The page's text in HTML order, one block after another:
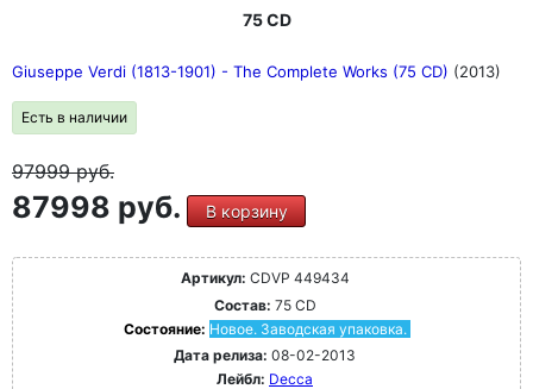
75 CD
Giuseppe Verdi (1813-1901) - The Complete Works (75 CD) (2013)
Есть в наличии
97999руб.
87998 руб. В корзину
Артикул: CDVP 449434
Состав: 75 CD
Состояние: Новое. Заводская упаковка.
Дата релиза: 08-02-2013
Лейбл: Decca